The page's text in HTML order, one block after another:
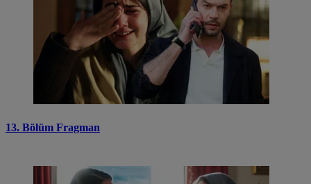
13. Bölüm Fragman